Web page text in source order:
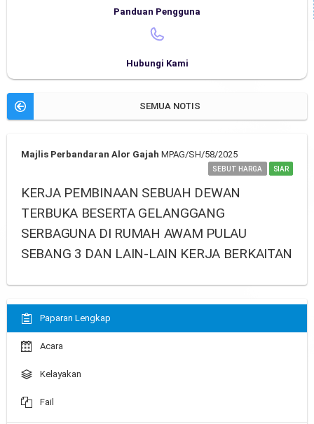
Panduan Pengguna
Hubungi Kami
SEMUA NOTIS
Majlis Perbandaran Alor Gajah MPAG/SH/58/2025
SEBUT HARGA SIAR
KERJA PEMBINAAN SEBUAH DEWAN
TERBUKA BESERTA GELANGGANG
SERBAGUNA DI RUMAH AWAM PULAU
SEBANG 3 DAN LAIN-LAIN KERJA BERKAITAN
Paparan Lengkap
Acara
Kelayakan
Fail